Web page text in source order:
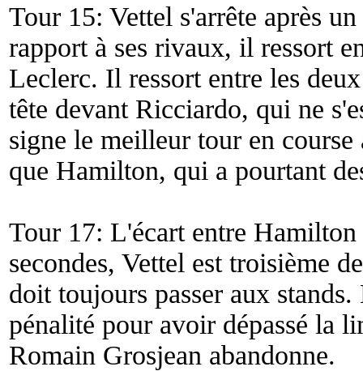
Tour 15: Vettel s'arrête après
rapport à ses rivaux, il ressort
Leclerc. Il ressort entre les
tête devant Ricciardo, qui ne
signe le meilleur tour en
que Hamilton, qui a pourtant
Tour 17: L'écart entre
secondes, Vettel est troisième
doit toujours passer aux
pénalité pour avoir dépassé la
Romain Grosjean abandonne.